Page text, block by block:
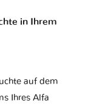
in Ihrem
auf dem
Ihres Alfa